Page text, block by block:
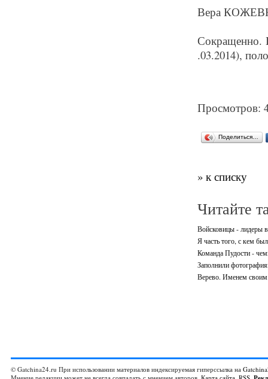
Вера
Сокращенно.
.03.2014),
Просмотров:
Поделиться…
» к списку
Читайте
Войсковицы - лидеры в
Я часть того, с кем
Команда Пудости -
Заполнили
Верево. Именем
© Gatchina24.ru При использовании материалов индексируемая гиперссылка на